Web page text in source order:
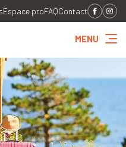
Espace proFAQContact
MENU